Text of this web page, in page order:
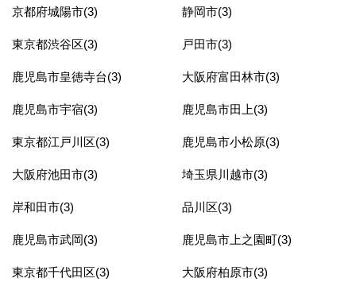
京都府城陽市(3) 静岡市(3)
東京都渋谷区(3) 戸田市(3)
鹿児島市皇徳寺台(3) 大阪府富田林市(3)
鹿児島市宇宿(3) 鹿児島市田上(3)
東京都江戸川区(3) 鹿児島市小松原(3)
大阪府池田市(3) 埼玉県川越市(3)
岸和田市(3) 品川区(3)
鹿児島市武岡(3) 鹿児島市上之園町(3)
東京都千代田区(3) 大阪府柏原市(3)